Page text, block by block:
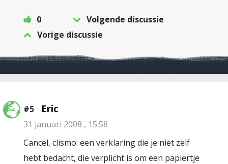
0
Volgende discussie
Vorige discussie
#5 Eric
31 januari 2008 , 15:58
Cancel, clismo: een verklaring die je niet zelf
hebt bedacht, die verplicht is om een papiertje